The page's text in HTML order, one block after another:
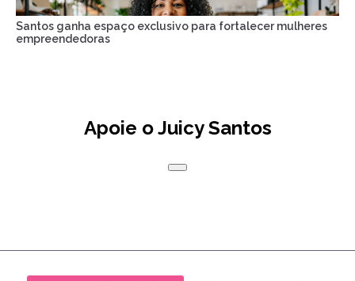
Santos ganha espaço exclusivo para fortalecer mulheres
empreendedoras
Apoie o Juicy Santos